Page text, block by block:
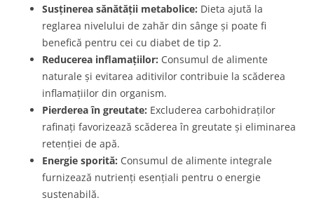
Susținerea sănătății metabolice: Dieta ajută la
reglarea nivelului de zahăr din sânge și poate fi
benefică pentru cei cu diabet de tip 2.
Reducerea inflamațiilor: Consumul de alimente
naturale și evitarea aditivilor contribuie la scăderea
inflamațiilor din organism.
Pierderea în greutate: Excluderea carbohidraților
rafinați favorizează scăderea în greutate și eliminarea
retenției de apă.
Energie sporită: Consumul de alimente integrale
furnizează nutrienți esențiali pentru o energie
sustenabilă.